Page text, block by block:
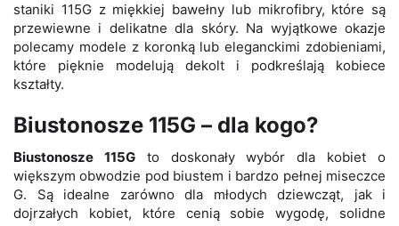
staniki 115G z miękkiej bawełny lub mikrofibry, które są
przewiewne i delikatne dla skóry. Na wyjątkowe okazje
polecamy modele z koronką lub eleganckimi zdobieniami,
które pięknie modelują dekolt i podkreślają kobiece
kształty.
Biustonosze 115G – dla kogo?
Biustonosze 115Gto doskonały wybór dla kobiet o
większym obwodzie pod biustem i bardzo pełnej miseczce
G. Są idealne zarówno dla młodych dziewcząt, jak i
dojrzałych kobiet, które cenią sobie wygodę, solidne